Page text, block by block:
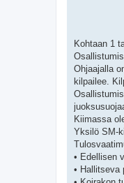
Kohtaan 1
Ohjaajalla
kilpailee.
Kiimassa
Yksilö SM-
• Edellisen
• Hallitseva